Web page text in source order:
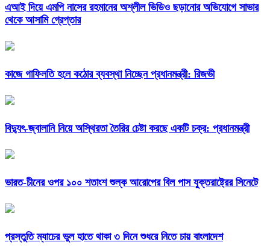
এআই দিয়ে এমপি নাসের রহমানের অশ্লীল ভিডিও ছড়ানোর অভিযোগে সাভার
থেকে আসামি গ্রেপ্তার
কাজে গাফিলতি হলে কঠোর ব্যবস্থা নিচ্ছেন প্রধানমন্ত্রী: রিজভী
বিদ্যুৎ-জ্বালানি নিয়ে অস্থিরতা তৈরির চেষ্টা করছে একটি চক্র: প্রধানমন্ত্রী
ভারত-চীনের ওপর ১০০ শতাংশ শুল্ক আরোপের বিল পাস যুক্তরাষ্ট্রের সিনেটে
প্রস্তুতি ম্যাচের ভুল হাতে থাকা ৩ দিনে শুধরে নিতে চায় বাংলাদেশ